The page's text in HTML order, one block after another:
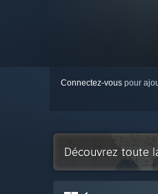
Connectez-vous pour
Découvrez toute